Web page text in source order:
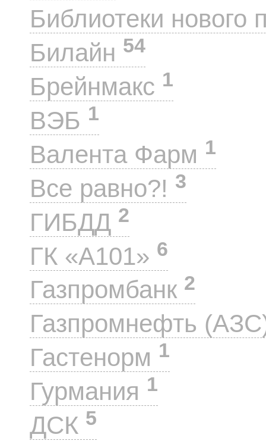
Библиотеки нового
Билайн 54
Брейнмакс 1
ВЭБ 1
Валента Фарм 1
Все равно?! 3
ГИБДД 2
ГК «А101» 6
Газпромбанк 2
Газпромнефть
Гастенорм 1
Гурмания 1
ДСК 5